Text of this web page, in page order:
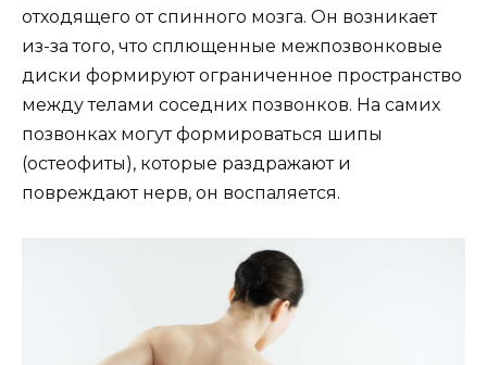
отходящего от спинного мозга. Он возникает
из-за того, что сплющенные межпозвонковые
диски формируют ограниченное пространство
между телами соседних позвонков. На самих
позвонках могут формироваться шипы
(остеофиты), которые раздражают и
повреждают нерв, он воспаляется.